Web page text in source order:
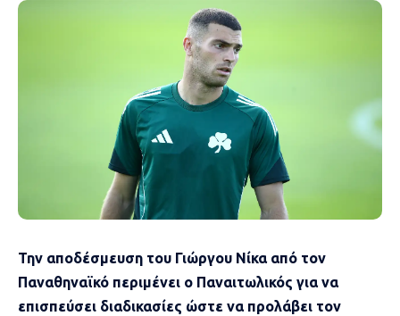
Την αποδέσμευση του Γιώργου Νίκα από τον
Παναθηναϊκό περιμένει ο Παναιτωλικός για να
επισπεύσει διαδικασίες ώστε να προλάβει τον